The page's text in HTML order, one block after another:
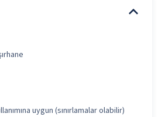
uygun (sınırlamalar olabilir)